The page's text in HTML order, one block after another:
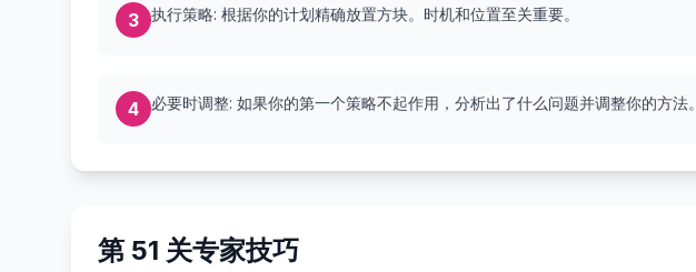
3 执行策略: 根据你的计划精确放置方块。时机和位置至关重要。
4 必要时调整: 如果你的第一个策略不起作用，分析出了什么问题并调整你的方法。
第 51 关专家技巧